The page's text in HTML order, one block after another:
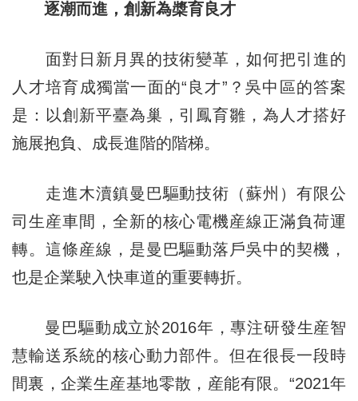
逐潮而進，創新為槳育良才
面對日新月異的技術變革，如何把引進的
人才培育成獨當一面的“良才”？吳中區的答案
是：以創新平臺為巢，引鳳育雛，為人才搭好
施展抱負、成長進階的階梯。
走進木瀆鎮曼巴驅動技術（蘇州）有限公
司生産車間，全新的核心電機産線正滿負荷運
轉。這條産線，是曼巴驅動落戶吳中的契機，
也是企業駛入快車道的重要轉折。
曼巴驅動成立於2016年，專注研發生産智
慧輸送系統的核心動力部件。但在很長一段時
間裏，企業生産基地零散，産能有限。“2021年